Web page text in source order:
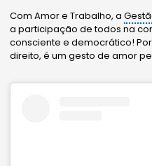
Com Amor e Trabalho, a
a participação de todos na
consciente e democrático!
direito, é um gesto de amor